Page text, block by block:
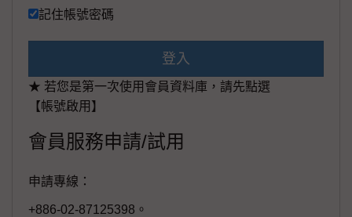
記住帳號密碼
登入
★ 若您是第一次使用會員資料庫，請先點選
【帳號啟用】
會員服務申請/試用
申請專線：
+886-02-87125398。